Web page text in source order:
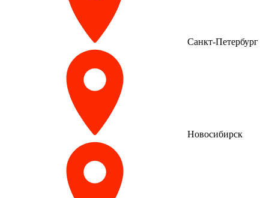
Санкт-Петербург
Новосибирск